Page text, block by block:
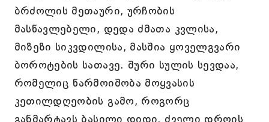
ბრძოლის მეთაური, ურჩობის
მასწავლებელი, დედა ძმათა კვლისა,
მიზეზი სიკვდილისა, მასშია ყოველგვარი
ბოროტების სათავე. შური სულის სევდაა,
რომელიც წარმოიშობა მოყვასის
კეთილდღეობის გამო, როგორც
განმარტავს ბასილი დიდი, ძველი დროის